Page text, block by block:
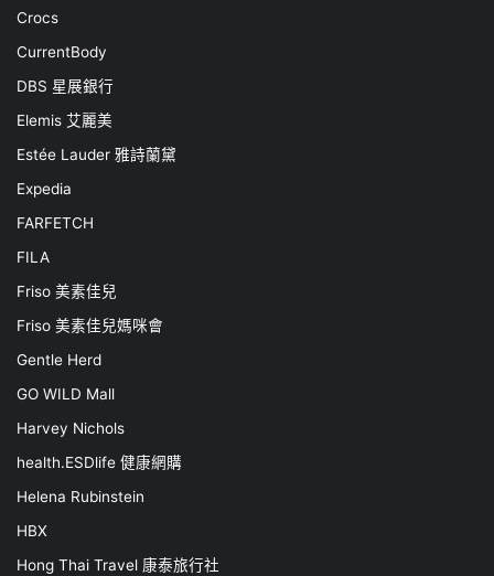
Crocs
CurrentBody
DBS 星展銀行
Elemis 艾麗美
Estée Lauder 雅詩蘭黛
Expedia
FARFETCH
FILA
Friso 美素佳兒
Friso 美素佳兒媽咪會
Gentle Herd
GO WILD Mall
Harvey Nichols
health.ESDlife 健康網購
Helena Rubinstein
HBX
Hong Thai Travel 康泰旅行社